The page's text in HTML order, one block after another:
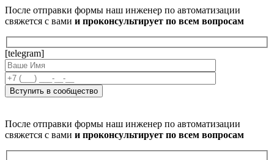
После отправки формы наш инженер по автоматизации
свяжется с вами и проконсультирует по всем вопросам
[telegram]
После отправки формы наш инженер по автоматизации
свяжется с вами и проконсультирует по всем вопросам